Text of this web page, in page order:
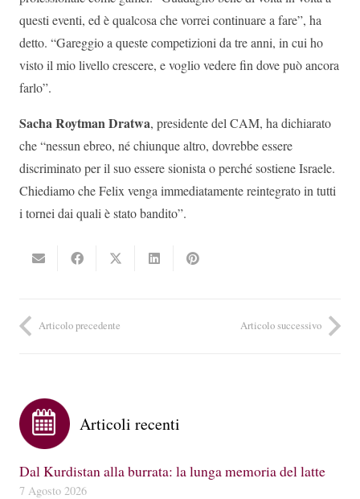
questi eventi, ed è qualcosa che vorrei continuare a fare”, ha
detto. “Gareggio a queste competizioni da tre anni, in cui ho
visto il mio livello crescere, e voglio vedere fin dove può ancora
farlo”.
Sacha Roytman Dratwa, presidente del CAM, ha dichiarato
che “nessun ebreo, né chiunque altro, dovrebbe essere
discriminato per il suo essere sionista o perché sostiene Israele.
Chiediamo che Felix venga immediatamente reintegrato in tutti
i tornei dai quali è stato bandito”.
Articolo precedente Articolo successivo
Articoli recenti
Dal Kurdistan alla burrata: la lunga memoria del latte
7 Agosto 2026